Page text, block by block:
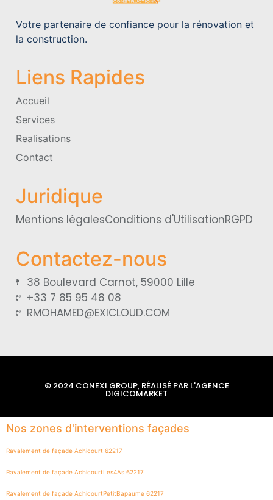
Votre partenaire de confiance pour la rénovation et
la construction.
Liens Rapides
Accueil
Services
Realisations
Contact
Juridique
Mentions légalesConditions d'UtilisationRGPD
Contactez-nous
38 Boulevard Carnot, 59000 Lille
+33 7 85 95 48 08
RMOHAMED@EXICLOUD.COM
© 2024 CONEXI GROUP, RÉALISÉ PAR L'AGENCE
DIGICOMARKET
Nos zones d'interventions façades
Ravalement de façade Achicourt 62217
Ravalement de façade AchicourtLes4As 62217
Ravalement de façade AchicourtPetitBapaume 62217